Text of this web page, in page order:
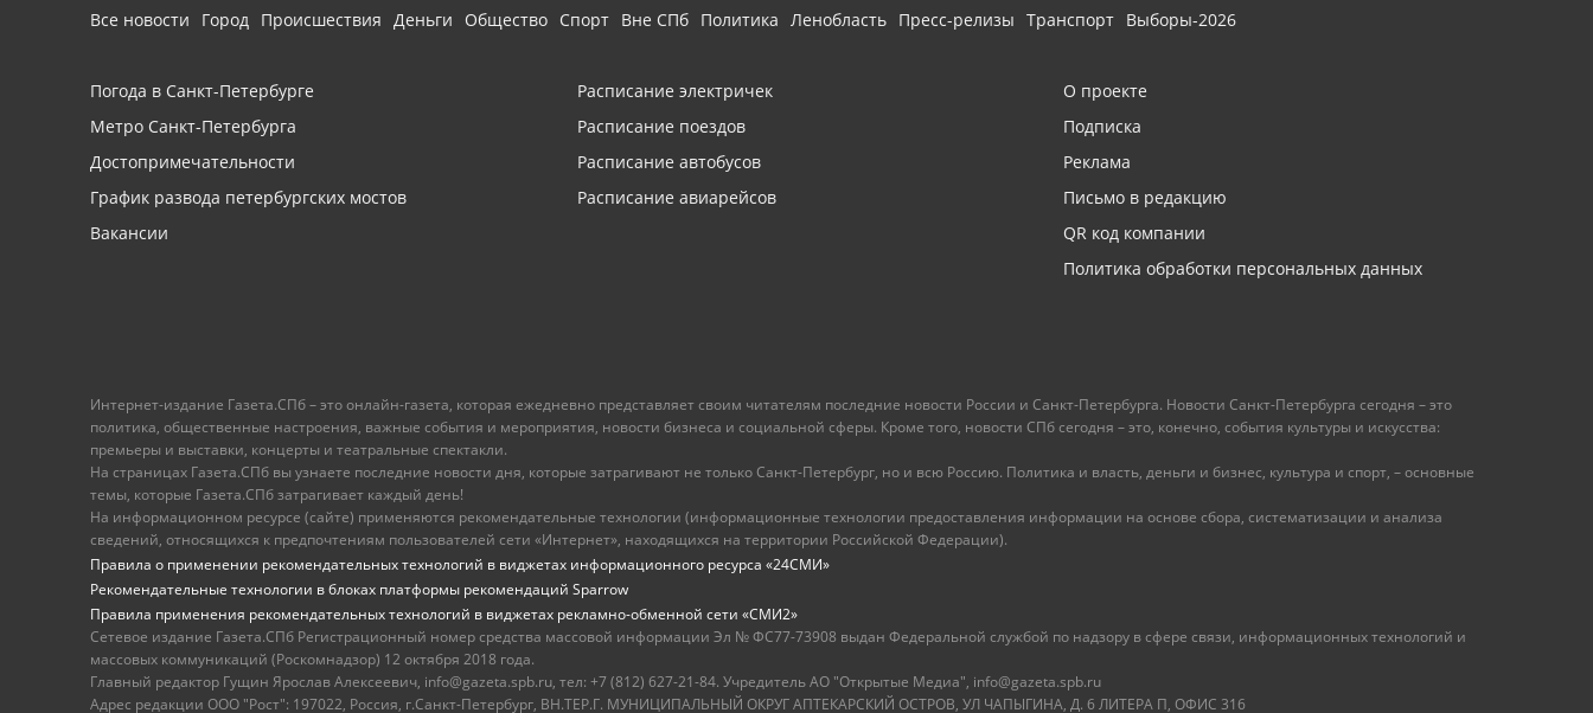
Все новости Город Происшествия Деньги Общество Спорт Вне СПб Политика Ленобласть Пресс-релизы Транспорт Выборы-2026
Погода в Санкт-Петербурге
Метро Санкт-Петербурга
Достопримечательности
График развода петербургских мостов
Вакансии
Расписание электричек
Расписание поездов
Расписание автобусов
Расписание авиарейсов
О проекте
Подписка
Реклама
Письмо в редакцию
QR код компании
Политика обработки персональных данных
Интернет-издание Газета.СПб – это онлайн-газета, которая ежедневно представляет своим читателям последние новости России и Санкт-Петербурга. Новости Санкт-Петербурга сегодня – это
политика, общественные настроения, важные события и мероприятия, новости бизнеса и социальной сферы. Кроме того, новости СПб сегодня – это, конечно, события культуры и искусства:
премьеры и выставки, концерты и театральные спектакли.
На страницах Газета.СПб вы узнаете последние новости дня, которые затрагивают не только Санкт-Петербург, но и всю Россию. Политика и власть, деньги и бизнес, культура и спорт, – основные
темы, которые Газета.СПб затрагивает каждый день!
На информационном ресурсе (сайте) применяются рекомендательные технологии (информационные технологии предоставления информации на основе сбора, систематизации и анализа
сведений, относящихся к предпочтениям пользователей сети «Интернет», находящихся на территории Российской Федерации).
Правила о применении рекомендательных технологий в виджетах информационного ресурса «24СМИ»
Рекомендательные технологии в блоках платформы рекомендаций Sparrow
Правила применения рекомендательных технологий в виджетах рекламно-обменной сети «СМИ2»
Сетевое издание Газета.СПб Регистрационный номер средства массовой информации Эл № ФС77-73908 выдан Федеральной службой по надзору в сфере связи, информационных технологий и
массовых коммуникаций (Роскомнадзор) 12 октября 2018 года.
Главный редактор Гущин Ярослав Алексеевич, info@gazeta.spb.ru, тел: +7 (812) 627-21-84. Учредитель АО "Открытые Медиа", info@gazeta.spb.ru
Адрес редакции ООО "Рост": 197022, Россия, г.Санкт-Петербург, ВН.ТЕР.Г. МУНИЦИПАЛЬНЫЙ ОКРУГ АПТЕКАРСКИЙ ОСТРОВ, УЛ ЧАПЫГИНА, Д. 6 ЛИТЕРА П, ОФИС 316